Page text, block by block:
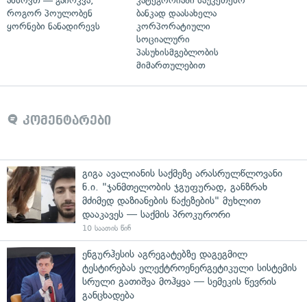
როგორ პოულობენ
ყორნები ნანადირევს
ბანკად დაასახელა
კორპორატიული
სოციალური
პასუხისმგებლობის
მიმართულებით
კომენტარები
გიგა ავალიანის საქმეზე არასრულწლოვანი
ნ.ი. "ჯანმთელობის ჯგუფურად, განზრახ
მძიმედ დაზიანების წაქეზების" მუხლით
დააკავეს — საქმის პროკურორი
10 საათის წინ
ენგურჰესის აგრეგატებზე დაგეგმილ
ტესტირებას ელექტროენერგეტიკული სისტემის
სრული გათიშვა მოჰყვა — სემეკის წევრის
განცხადება